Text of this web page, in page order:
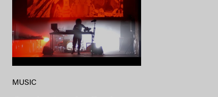
MUSIC